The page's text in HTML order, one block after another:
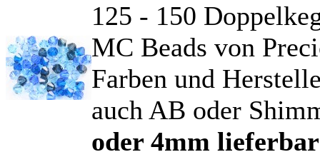
125 - 150
MC Beads von
Farben und
auch AB oder
oder 4mm